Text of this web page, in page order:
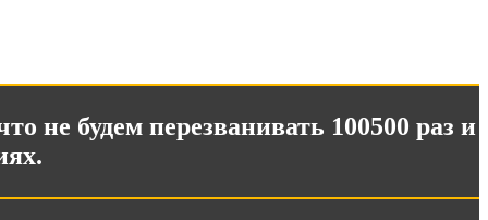
не будем перезванивать 100500 раз и